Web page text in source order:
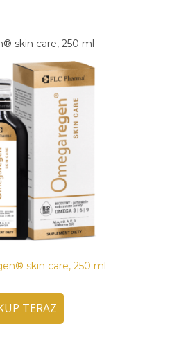
skin care, 250 ml
skin care, 250 ml
TERAZ